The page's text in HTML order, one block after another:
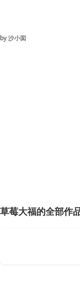
by沙小囡
草莓大福的全部作